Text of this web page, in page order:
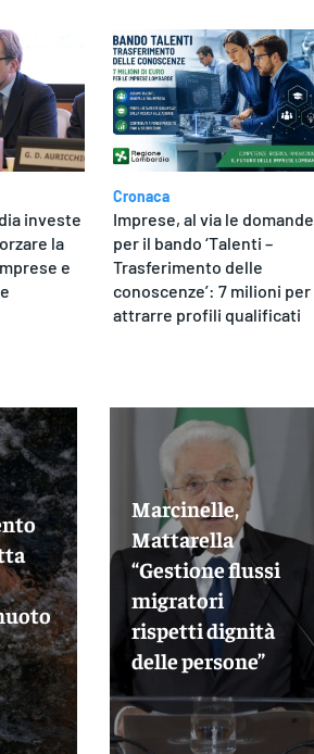
investe
la
e
Cronaca
Imprese, al via le domande
per il bando ‘Talenti –
Trasferimento delle
conoscenze’: 7 milioni per
attrarre profili qualificati
Marcinelle,
Mattarella
“Gestione flussi
migratori
rispetti dignità
delle persone”